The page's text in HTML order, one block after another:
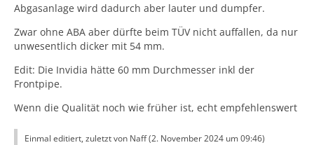
Abgasanlage wird dadurch aber lauter und dumpfer.
Zwar ohne ABA aber dürfte beim TÜV nicht auffallen, da nur
unwesentlich dicker mit 54 mm.
Edit: Die Invidia hätte 60 mm Durchmesser inkl der
Frontpipe.
Wenn die Qualität noch wie früher ist, echt empfehlenswert
Einmal editiert, zuletzt von Naff (2. November 2024 um 09:46)